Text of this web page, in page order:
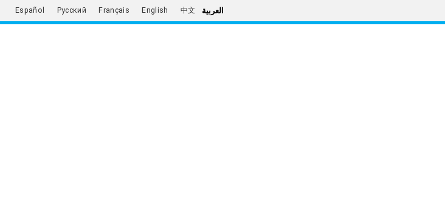
العربية 中文
English
Français
Русский
Español